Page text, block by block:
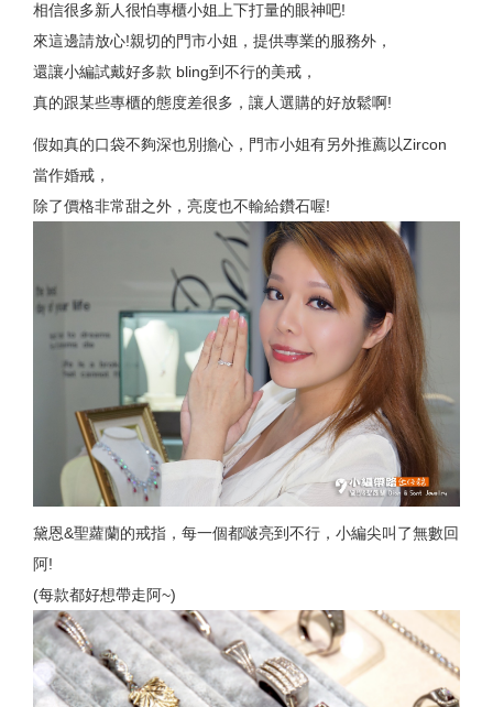
相信很多新人很怕專櫃小姐上下打量的眼神吧!
來這邊請放心!親切的門市小姐，提供專業的服務外，
還讓小編試戴好多款 bling到不行的美戒，
真的跟某些專櫃的態度差很多，讓人選購的好放鬆啊!
假如真的口袋不夠深也別擔心，門市小姐有另外推薦以Zircon
當作婚戒，
除了價格非常甜之外，亮度也不輸給鑽石喔!
黛恩&聖蘿蘭的戒指，每一個都啵亮到不行，小編尖叫了無數回
阿!
(每款都好想帶走阿~)